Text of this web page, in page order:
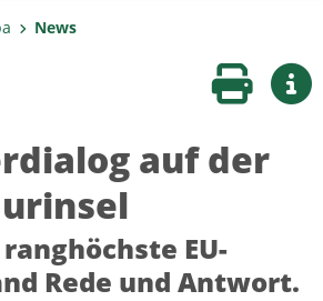
News
Seite
auf der
EU-
Rede und Antwort.